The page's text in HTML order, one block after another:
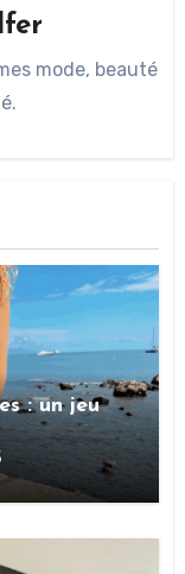
mode, beauté
: un jeu